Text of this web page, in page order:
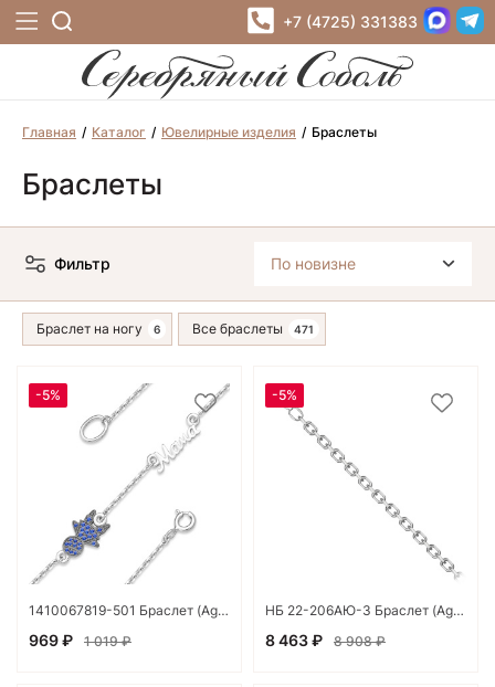
+7 (4725) 331383
Главная Каталог Ювелирные изделия Браслеты
Браслеты
Фильтр
Браслет на ногу Все браслеты
-5%
1410067819-501 Браслет (Ag 925)
969 ₽ 1 019 ₽
-5%
НБ 22-206АЮ-3 Браслет (Ag 925)
8 463 ₽ 8 908 ₽